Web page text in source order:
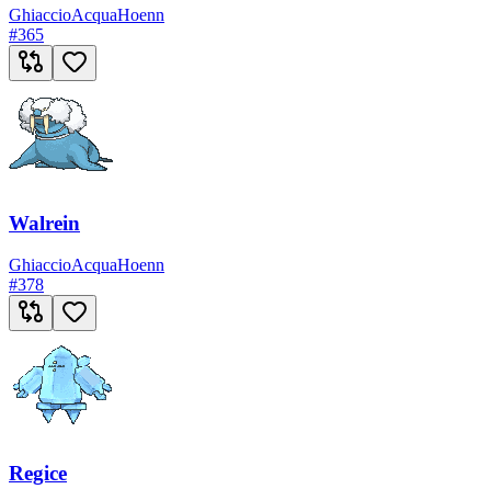
GhiaccioAcquaHoenn
#365
Walrein
GhiaccioAcquaHoenn
#378
Regice